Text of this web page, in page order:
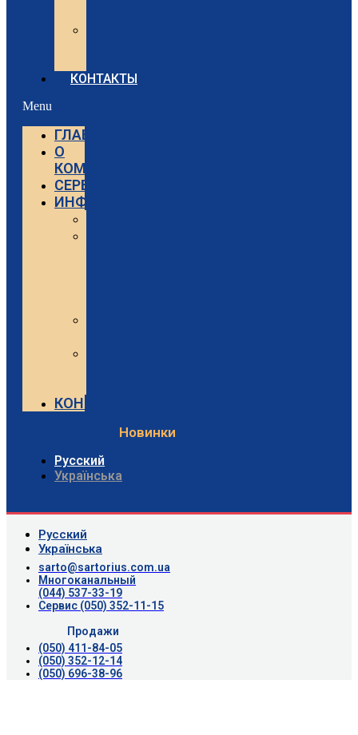
КОНТАКТЫ
Menu
ГЛАВНАЯ
О
КОМПАНИИ
СЕРВИС
ИНФОРМАЦИЯ
КОНТАКТЫ
Новинки
Русский
Українська
Русский
Українська
sarto@sartorius.com.ua
Многоканальный
(044) 537-33-19
Сервис (050) 352-11-15
Продажи
(050) 411-84-05
(050) 352-12-14
(050) 696-38-96